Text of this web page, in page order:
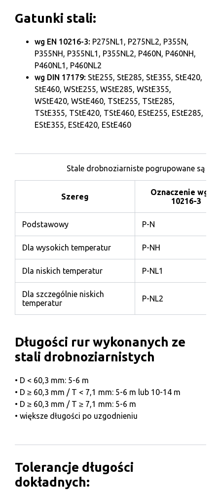
Gatunki stali:
wg EN 10216-3: P275NL1, P275NL2, P355N,
P355NH, P355NL1, P355NL2, P460N, P460NH,
P460NL1, P460NL2
wg DIN 17179: StE255, StE285, StE355, StE420,
StE460, WStE255, WStE285, WStE355,
WStE420, WStE460, TStE255, TStE285,
TStE355, TStE420, TStE460, EStE255, EStE285,
EStE355, EStE420, EStE460
Stale drobnoziarniste pogrupowane są w
Szereg
Oznaczenie wg EN
10216-3
Podstawowy P-N
Dla wysokich temperatur P-NH
Dla niskich temperatur P-NL1
Dla szczególnie niskich
temperatur
P-NL2
Długości rur wykonanych ze
stali drobnoziarnistych
• D < 60,3 mm: 5-6 m
• D ≥ 60,3 mm / T < 7,1 mm: 5-6 m lub 10-14 m
• D ≥ 60,3 mm / T ≥ 7,1 mm: 5-6 m
• większe długości po uzgodnieniu
Tolerancje długości
dokładnych: